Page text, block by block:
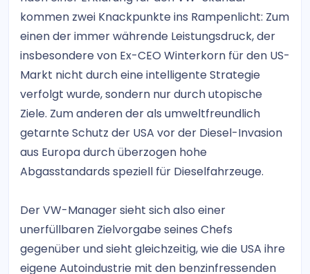
kommen zwei Knackpunkte ins Rampenlicht: Zum
einen der immer währende Leistungsdruck, der
insbesondere von Ex-CEO Winterkorn für den US-
Markt nicht durch eine intelligente Strategie
verfolgt wurde, sondern nur durch utopische
Ziele. Zum anderen der als umweltfreundlich
getarnte Schutz der USA vor der Diesel-Invasion
aus Europa durch überzogen hohe
Abgasstandards speziell für Dieselfahrzeuge.
Der VW-Manager sieht sich also einer
unerfüllbaren Zielvorgabe seines Chefs
gegenüber und sieht gleichzeitig, wie die USA ihre
eigene Autoindustrie mit den benzinfressenden